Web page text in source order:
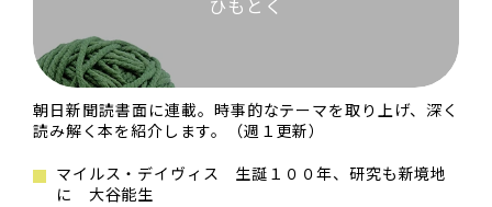
ひもとく
朝日新聞読書面に連載。時事的なテーマを取り上げ、深く
読み解く本を紹介します。（週１更新）
マイルス・デイヴィス 生誕１００年、研究も新境地
に 大谷能生